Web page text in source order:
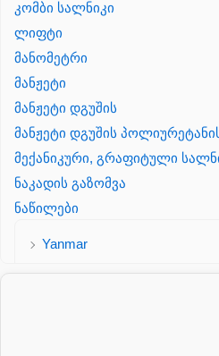
კომბი სალნიკი
ლიფტი
მანომეტრი
მანჟეტი
მანჟეტი დგუშის
მანჟეტი დგუშის
მექანიკური, გრაფიტული
ნაკადის გაზომვა
ნაწილები
Yanmar